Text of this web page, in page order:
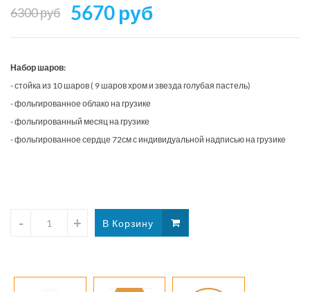
гамме
6300 руб 5670 руб
Набор шаров:
- стойка из 10 шаров ( 9 шаров хром и звезда голубая пастель)
- фольгированное облако на грузике
- фольгированный месяц на грузике
- фольгированное сердце 72см с индивидуальной надписью на грузике